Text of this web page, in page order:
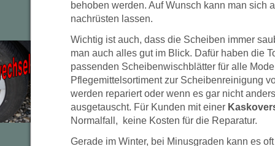
behoben werden. Auf Wunsch kann man sich
nachrüsten lassen.
Wichtig ist auch, dass die Scheiben immer
man auch alles gut im Blick. Dafür haben die
passenden Scheibenwischblätter für alle
Pflegemittelsortiment zur Scheibenreinigung
werden repariert oder wenn es gar nicht
ausgetauscht. Für Kunden mit einer
Normalfall, keine Kosten für die Reparatur.
Gerade im Winter, bei Minusgraden kann es